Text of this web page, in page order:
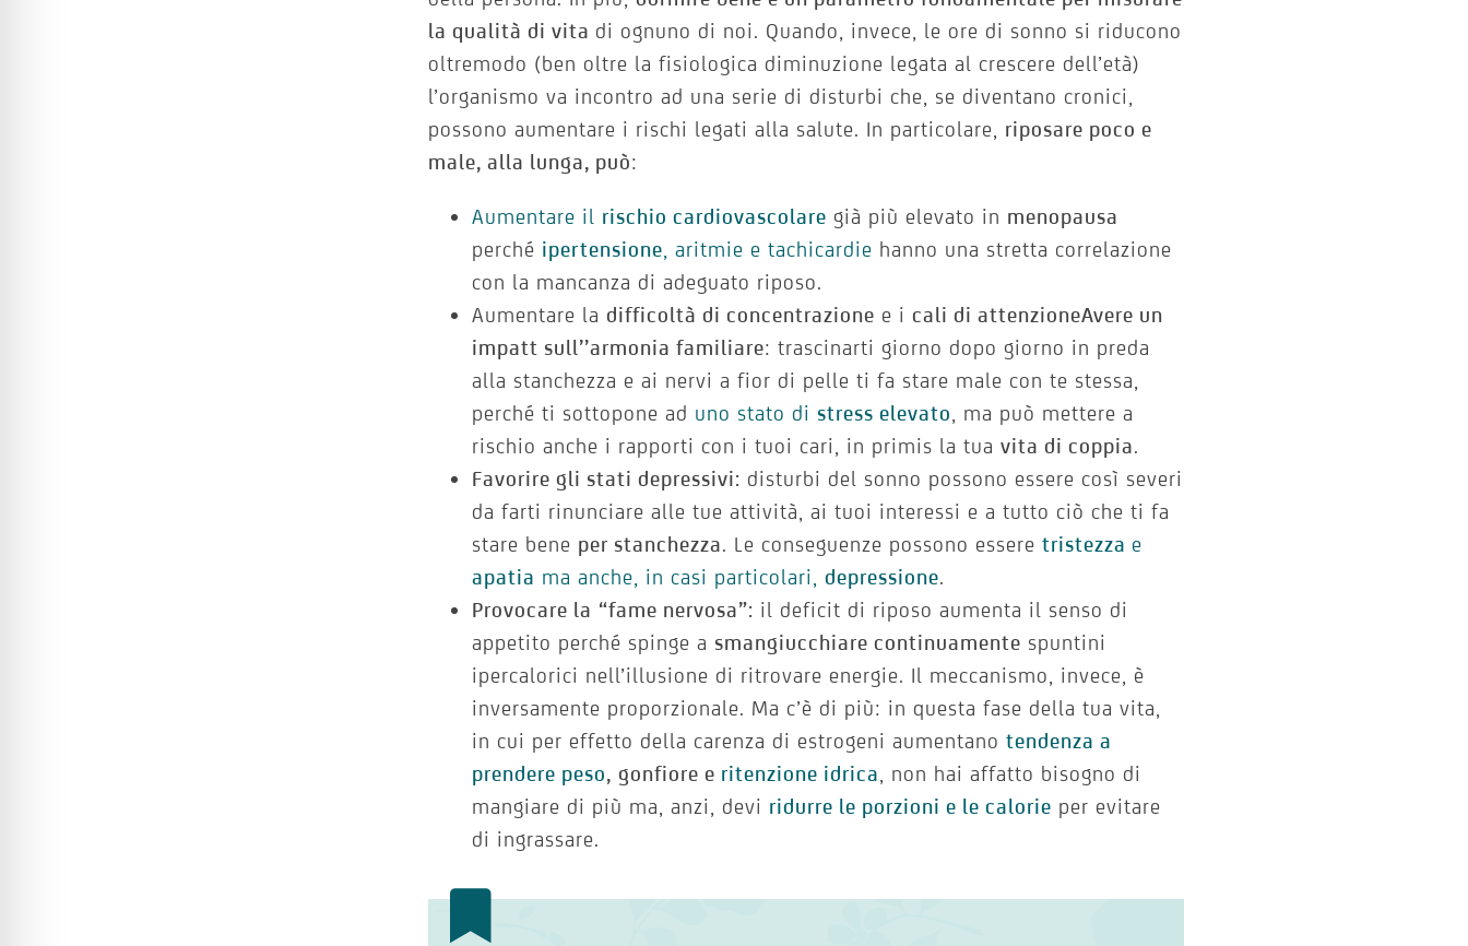
la qualità di vita di ognuno di noi. Quando, invece, le ore di sonno si riducono
oltremodo (ben oltre la fisiologica diminuzione legata al crescere dell’età)
l’organismo va incontro ad una serie di disturbi che, se diventano cronici,
possono aumentare i rischi legati alla salute. In particolare, riposare poco e
male, alla lunga, può:
Aumentare il rischio cardiovascolare già più elevato in menopausa
perché ipertensione , aritmie e tachicardie hanno una stretta correlazione
con la mancanza di adeguato riposo.
Aumentare ladifficoltà di concentrazione e icali di attenzioneAvere un
impatt sull’’armonia familiare: trascinarti giorno dopo giorno in preda
alla stanchezza e ai nervi a fior di pelle ti fa stare male con te stessa,
perché ti sottopone ad uno stato di stresselevato
, ma può mettere a
rischio anche i rapporti con i tuoi cari, in primis la tuavita di coppia.
Favorire gli stati depressivi: disturbi del sonno possono essere così severi
da farti rinunciare alle tue attività, ai tuoi interessi e a tutto ciò che ti fa
stare bene per stanchezza. Le conseguenze possono esseretristezza e
apatia ma anche, in casi particolari,depressione.
Provocare la “fame nervosa”: il deficit di riposo aumenta il senso di
appetito perché spinge a smangiucchiare continuamente spuntini
ipercalorici nell’illusione di ritrovare energie. Il meccanismo, invece, è
inversamente proporzionale. Ma c’è di più: in questa fase della tua vita,
in cui per effetto della carenza di estrogeni aumentanotendenza a
prendere peso, gonfiore e ritenzione idrica
, non hai affatto bisogno di
mangiare di più ma, anzi, devi ridurre le porzioni e le calorie per evitare
di ingrassare.